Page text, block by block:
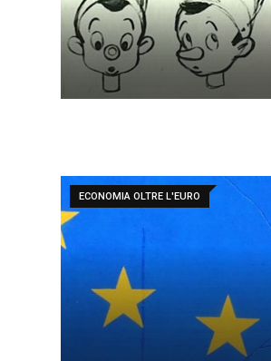
ECONOMIA OLTRE L'EURO